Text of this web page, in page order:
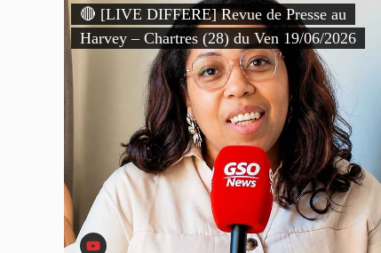
🔴 [LIVE DIFFERE] Revue de Presse au
Harvey – Chartres (28) du Ven 19/06/2026